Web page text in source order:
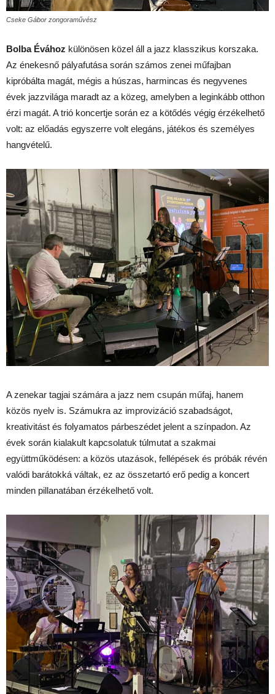
Cseke Gábor zongoraművész
Bolba Évához különösen közel áll a jazz klasszikus korszaka.
Az énekesnő pályafutása során számos zenei műfajban
kipróbálta magát, mégis a húszas, harmincas és negyvenes
évek jazzvilága maradt az a közeg, amelyben a leginkább otthon
érzi magát. A trió koncertje során ez a kötődés végig érzékelhető
volt: az előadás egyszerre volt elegáns, játékos és személyes
hangvételű.
A zenekar tagjai számára a jazz nem csupán műfaj, hanem
közös nyelv is. Számukra az improvizáció szabadságot,
kreativitást és folyamatos párbeszédet jelent a színpadon. Az
évek során kialakult kapcsolatuk túlmutat a szakmai
együttműködésen: a közös utazások, fellépések és próbák révén
valódi barátokká váltak, ez az összetartó erő pedig a koncert
minden pillanatában érzékelhető volt.